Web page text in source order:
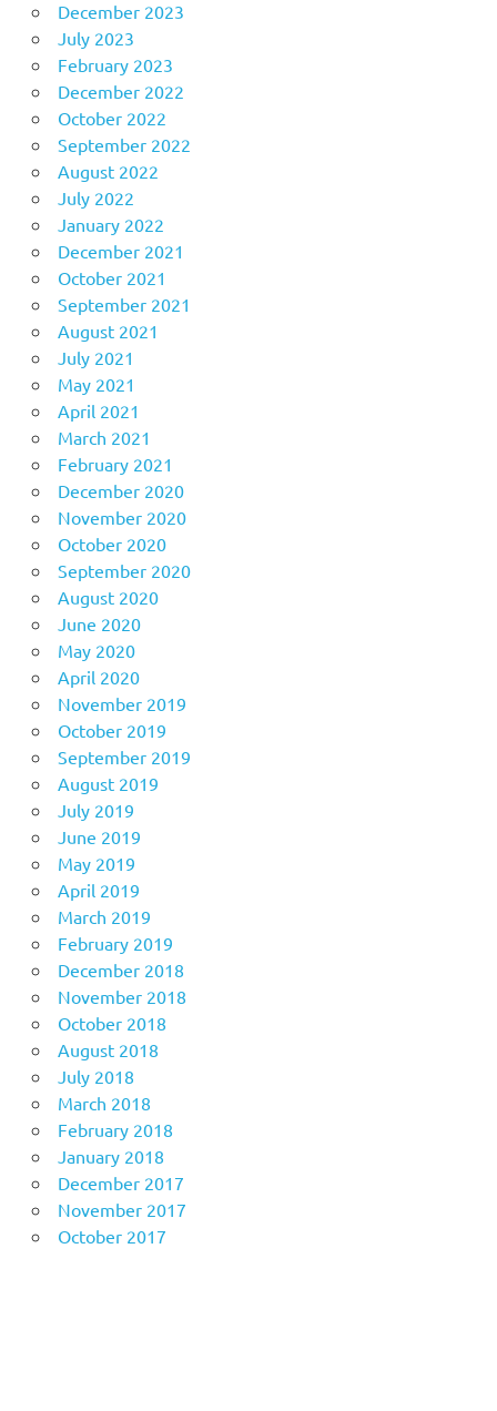
December 2023
July 2023
February 2023
December 2022
October 2022
September 2022
August 2022
July 2022
January 2022
December 2021
October 2021
September 2021
August 2021
July 2021
May 2021
April 2021
March 2021
February 2021
December 2020
November 2020
October 2020
September 2020
August 2020
June 2020
May 2020
April 2020
November 2019
October 2019
September 2019
August 2019
July 2019
June 2019
May 2019
April 2019
March 2019
February 2019
December 2018
November 2018
October 2018
August 2018
July 2018
March 2018
February 2018
January 2018
December 2017
November 2017
October 2017